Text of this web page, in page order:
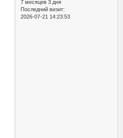
7 месяцев 3 дня
Последний визит:
2026-07-21 14:23:53